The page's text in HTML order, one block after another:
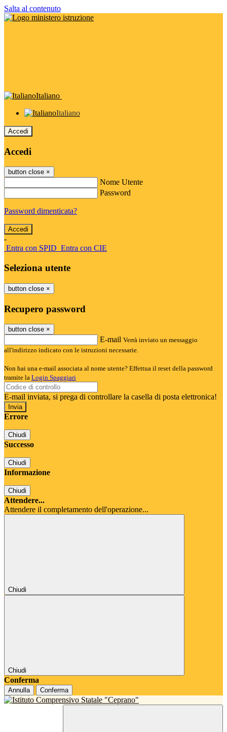
Salta al contenuto
Italiano
Italiano
Accedi
Accedi
button close ×
Nome Utente
Password
Password dimenticata?
-
Entra con SPID Entra con CIE
Seleziona utente
button close ×
Recupero password
button close ×
E-mail Verrà inviato un messaggio
all'indirizzo indicato con le istruzioni necessarie.
Non hai una e-mail associata al nome utente? Effettua il reset della password
tramite la Login Spaggiari
E-mail inviata, si prega di controllare la casella di posta elettronica!
Errore
Chiudi
Successo
Chiudi
Informazione
Chiudi
Attendere...
Attendere il completamento dell'operazione...
Chiudi
Chiudi
Conferma
Annulla Conferma